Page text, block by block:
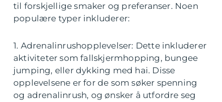
til forskjellige smaker og preferanser. Noen
populære typer inkluderer:
1. Adrenalinrushopplevelser: Dette inkluderer
aktiviteter som fallskjermhopping, bungee
jumping, eller dykking med hai. Disse
opplevelsene er for de som søker spenning
og adrenalinrush, og ønsker å utfordre seg